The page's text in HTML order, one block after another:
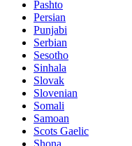
Pashto
Persian
Punjabi
Serbian
Sesotho
Sinhala
Slovak
Slovenian
Somali
Samoan
Scots Gaelic